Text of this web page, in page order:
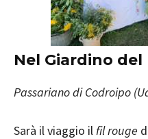
Nel Giardino del
Passariano di Codroipo
Sarà il viaggio ilfil rouge